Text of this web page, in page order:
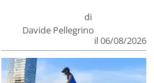
di
Davide Pellegrino
il 06/08/2026